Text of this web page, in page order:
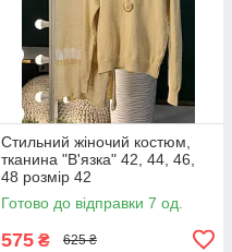
Стильний жіночий костюм,
тканина "В'язка" 42, 44, 46,
48 розмір 42
Готово до відправки 7 од.
575 ₴ 625 ₴